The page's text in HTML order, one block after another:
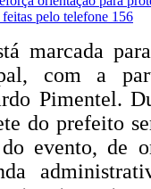
pelo telefone 156
marcada
com a
Pimentel.
do prefeito
evento, de